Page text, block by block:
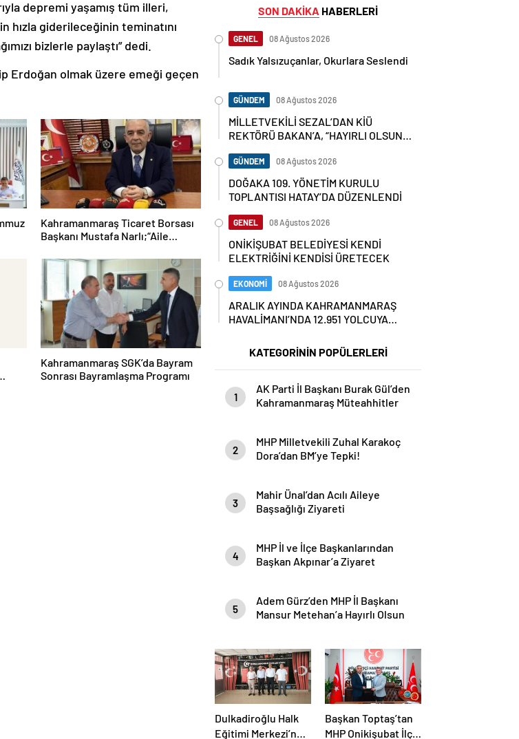
depremi yaşamış tüm illeri,
hızla giderileceğinin teminatını
bizlerle paylaştı” dedi.
Erdoğan olmak üzere emeği geçen
Kahramanmaraş Ticaret Borsası
Başkanı Mustafa Narlı;“Aile
babalarımız, sevgi ve fedakârlığın
en güçlü temsilcileridir”
Kahramanmaraş SGK’da Bayram
Sonrası Bayramlaşma Programı
SON DAKİKA HABERLERİ
GENEL 08 Ağustos 2026
Sadık Yalsızuçanlar, Okurlara Seslendi
GÜNDEM 08 Ağustos 2026
MİLLETVEKİLİ SEZAL’DAN KİÜ
REKTÖRÜ BAKAN’A, “HAYIRLI OLSUN”
GÜNDEM 08 Ağustos 2026
DOĞAKA 109. YÖNETİM KURULU
TOPLANTISI HATAY’DA DÜZENLENDİ
GENEL 08 Ağustos 2026
ONİKİŞUBAT BELEDİYESİ KENDİ
ELEKTRİĞİNİ KENDİSİ ÜRETECEK
EKONOMİ 08 Ağustos 2026
ARALIK AYINDA KAHRAMANMARAŞ
HAVALİMANI’NDA 12.951 YOLCUYA
KATEGORİNİN POPÜLERLERİ
1
AK Parti İl Başkanı Burak Gül’den
Kahramanmaraş Müteahhitler
2
MHP Milletvekili Zuhal Karakoç
Dora’dan BM’ye Tepki!
3
Mahir Ünal’dan Acılı Aileye
Başsağlığı Ziyareti
4
MHP İl ve İlçe Başkanlarından
Başkan Akpınar’a Ziyaret
5
Adem Gürz’den MHP İl Başkanı
Mansur Metehan’a Hayırlı Olsun
Dulkadiroğlu Halk
Eğitimi Merkezi’ne
Başkan Toptaş’tan
MHP Onikişubat İlçe